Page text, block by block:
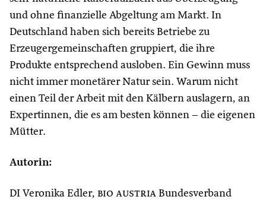
und ohne finanzielle Abgeltung am Markt. In
Deutschland haben sich bereits Betriebe zu
Erzeugergemeinschaften gruppiert, die ihre
Produkte entsprechend ausloben. Ein Gewinn muss
nicht immer monetärer Natur sein. Warum nicht
einen Teil der Arbeit mit den Kälbern auslagern, an
Expertinnen, die es am besten können – die eigenen
Mütter.
Autorin:
DI Veronika Edler, bio austria Bundesverband